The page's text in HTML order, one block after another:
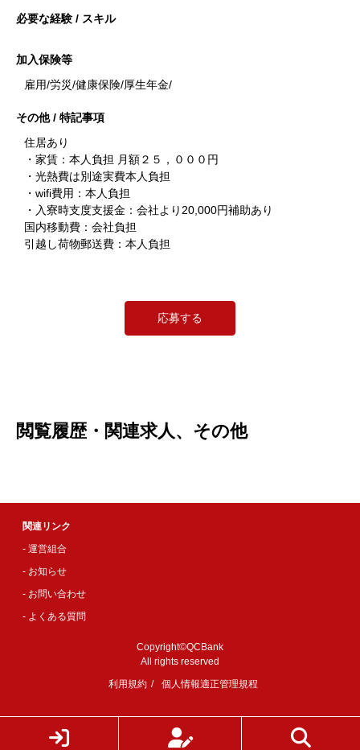
必要な経験 / スキル
加入保険等
雇用/労災/健康保険/厚生年金/
その他 / 特記事項
住居あり
・家賃：本人負担 月額２５，０００円
・光熱費は別途実費本人負担
・wifi費用：本人負担
・入寮時支度支援金：会社より20,000円補助あり
国内移動費：会社負担
引越し荷物郵送費：本人負担
応募する
閲覧履歴・関連求人、その他
関連リンク
- 運営組合
- お知らせ
- お問い合わせ
- よくある質問
Copyright©QCBank
All rights reserved
利用規約
個人情報適正管理規程